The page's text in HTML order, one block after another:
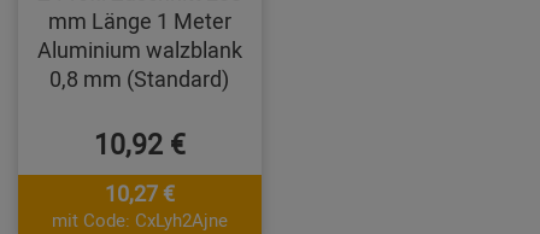
mm Länge 1 Meter
Aluminium walzblank
0,8 mm (Standard)
10,92 €
10,27 €
mit Code: CxLyh2Ajne